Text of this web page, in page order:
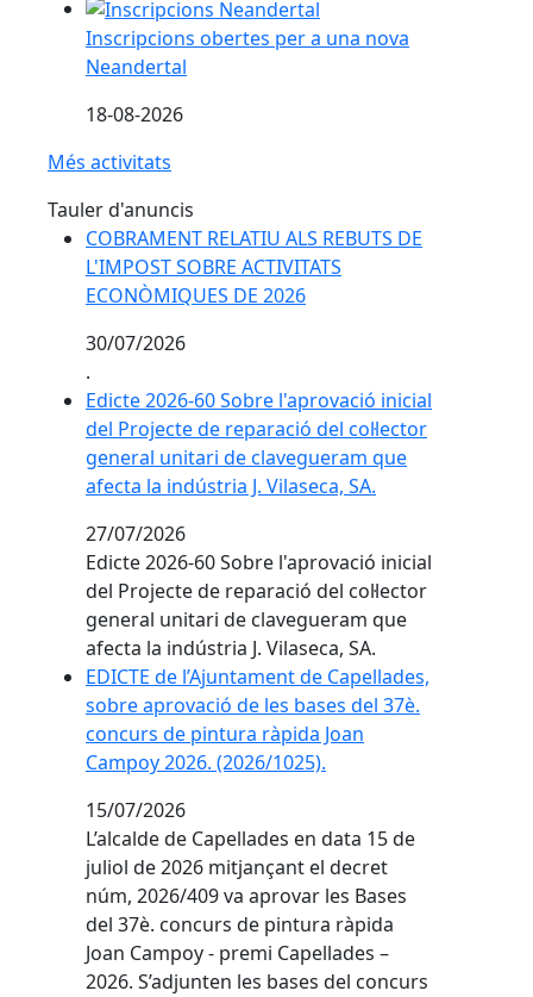
Inscripcions obertes per a una nova Neandertal
Inscripcions obertes per a una nova
Neandertal
18-08-2026
Més activitats
Tauler d'anuncis
COBRAMENT RELATIU ALS REBUTS DE
L'IMPOST SOBRE ACTIVITATS
ECONÒMIQUES DE 2026
30/07/2026
.
Edicte 2026-60 Sobre l'aprovació inicial
del Projecte de reparació del col·lector
general unitari de clavegueram que
afecta la indústria J. Vilaseca, SA.
27/07/2026
Edicte 2026-60 Sobre l'aprovació inicial
del Projecte de reparació del col·lector
general unitari de clavegueram que
afecta la indústria J. Vilaseca, SA.
EDICTE de l’Ajuntament de Capellades,
sobre aprovació de les bases del 37è.
concurs de pintura ràpida Joan
Campoy 2026. (2026/1025).
15/07/2026
L’alcalde de Capellades en data 15 de
juliol de 2026 mitjançant el decret
núm, 2026/409 va aprovar les Bases
del 37è. concurs de pintura ràpida
Joan Campoy - premi Capellades –
2026. S’adjunten les bases del concurs